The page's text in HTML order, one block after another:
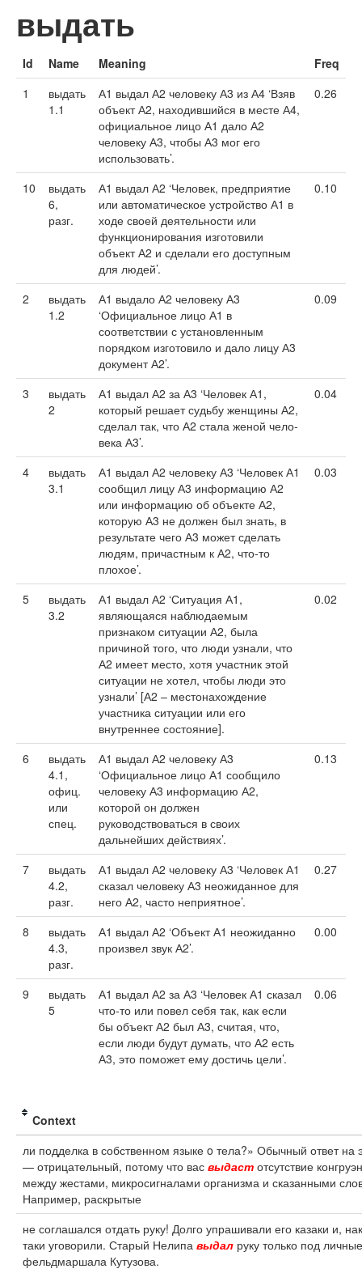
выдать
Id Name Meaning
Freq
1
выдать
1.1
А1 выдал А2 человеку А3 из А4 ‘Взяв
объект А2, находившийся в месте А4,
официальное лицо А1 дало А2
человеку А3, чтобы А3 мог его
использовать’.
0.26
10
выдать
6,
разг.
А1 выдал А2 ‘Человек, предприятие
или автоматическое устройство А1 в
ходе своей деятельности или
функционирования изготовили
объект А2 и сделали его доступным
для людей’.
0.10
2
выдать
1.2
А1 выдало А2 человеку А3
‘Официальное лицо А1 в
соответствии с установленным
порядком изготовило и дало лицу А3
документ А2’.
0.09
3
выдать
2
А1 выдал А2 за А3 ‘Человек А1,
который решает судьбу женщины А2,
сделал так, что А2 стала женой чело­
века А3’.
0.04
4
выдать
3.1
А1 выдал А2 человеку А3 ‘Человек А1
сообщил лицу А3 информацию А2
или информацию об объекте А2,
которую А3 не должен был знать, в
результате чего А3 может сделать
людям, причастным к А2, что-то
плохое’.
0.03
5
выдать
3.2
А1 выдал А2 ‘Ситуация А1,
являющаяся наблюдаемым
признаком ситуации А2, была
причиной того, что люди узнали, что
А2 имеет место, хотя участник этой
ситуации не хотел, чтобы люди это
узнали’ [А2 – местонахождение
участника ситуации или его
внутреннее состояние].
0.02
6
выдать
4.1,
офиц.
или
спец.
А1 выдал А2 человеку А3
‘Официальное лицо А1 сообщило
человеку А3 информацию А2,
которой он должен
руководствоваться в своих
дальнейших действиях’.
0.13
7
выдать
4.2,
разг.
А1 выдал А2 человеку А3 ‘Человек А1
сказал человеку А3 неожиданное для
него А2, часто неприятное’.
0.27
8
выдать
4.3,
разг.
А1 выдал А2 ‘Объект А1 неожиданно
произвел звук А2’.
0.00
9
выдать
5
А1 выдал А2 за А3 ‘Человек А1 сказал
что-то или повел себя так, как если
бы объект А2 был А3, считая, что,
если люди будут думать, что А2 есть
А3, это поможет ему достичь цели’.
0.06
Context
ли подделка в собственном языке o тела?» Обычный ответ на
— отрицательный, потому что вас выдаст отсутствие
между жестами, микросигналами организма и сказанными
Например, раскрытые
не соглашался отдать руку! Долго упрашивали его казаки и,
таки уговорили. Старый Нелипа выдал руку только под
фельдмаршала Кутузова.